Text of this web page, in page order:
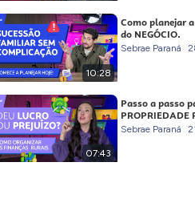
10:28
Como planejar
do NEGÓCIO.
Sebrae Paraná
07:43
Passo a passo
PROPRIEDADE
Sebrae Paraná